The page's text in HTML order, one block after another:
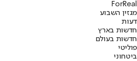
ForReal
מגזין השבוע
דעות
חדשות בארץ
חדשות בעולם
פוליטי
ביטחוני